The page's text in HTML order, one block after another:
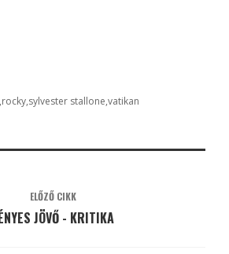
rocky sylvester stallone vatikan
ELŐZŐ CIKK
JÖVŐ - KRITIKA